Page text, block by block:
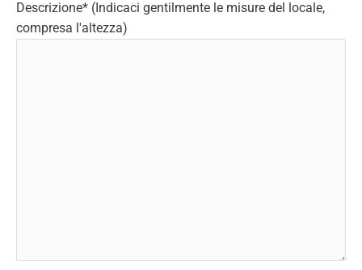
Descrizione* (Indicaci gentilmente le misure del locale,
compresa l'altezza)